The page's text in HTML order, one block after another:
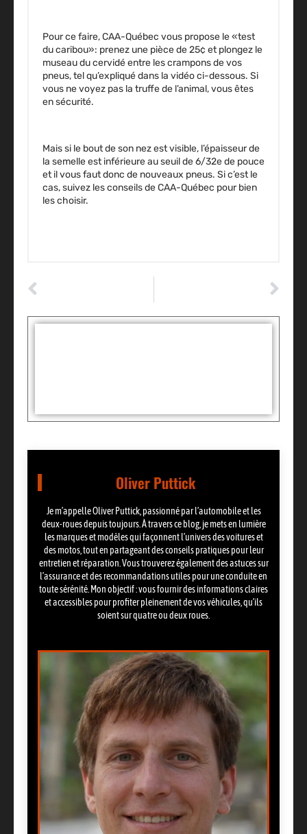
Pour ce faire, CAA-Québec vous propose le «test
du caribou»: prenez une pièce de 25¢ et plongez le
museau du cervidé entre les crampons de vos
pneus, tel qu’expliqué dans la vidéo ci-dessous. Si
vous ne voyez pas la truffe de l’animal, vous êtes
en sécurité.
Mais si le bout de son nez est visible, l’épaisseur de
la semelle est inférieure au seuil de 6/32e de pouce
et il vous faut donc de nouveaux pneus. Si c’est le
cas, suivez les conseils de CAA-Québec pour bien
les choisir.
Oliver Puttick
Je m’appelle Oliver Puttick, passionné par l’automobile et les
deux-roues depuis toujours. À travers ce blog, je mets en lumière
les marques et modèles qui façonnent l’univers des voitures et
des motos, tout en partageant des conseils pratiques pour leur
entretien et réparation. Vous trouverez également des astuces sur
l’assurance et des recommandations utiles pour une conduite en
toute sérénité. Mon objectif : vous fournir des informations claires
et accessibles pour profiter pleinement de vos véhicules, qu’ils
soient sur quatre ou deux roues.